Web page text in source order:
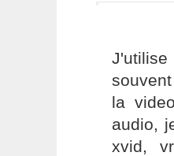
la
audio,
xvid,